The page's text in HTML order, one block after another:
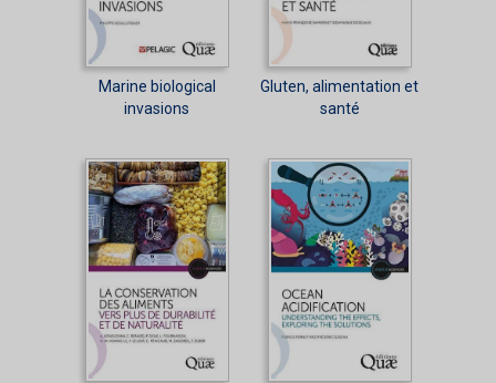
Marine biological
invasions
Gluten, alimentation et
santé